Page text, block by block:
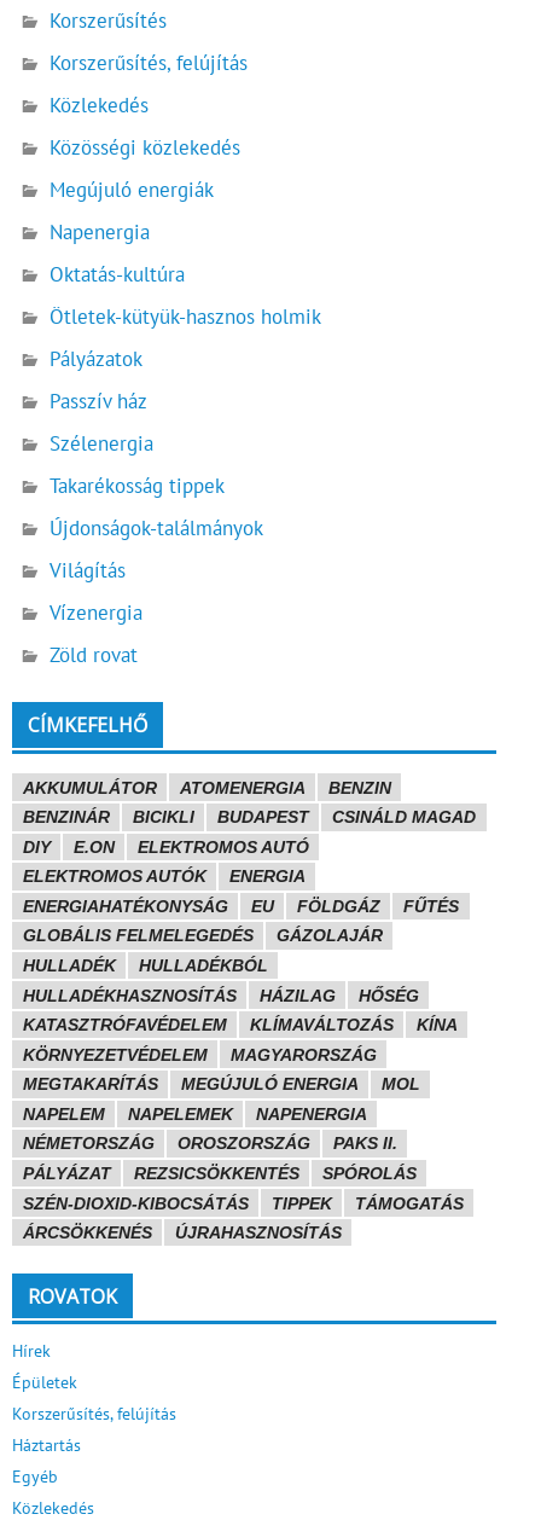
Korszerűsítés
Korszerűsítés, felújítás
Közlekedés
Közösségi közlekedés
Megújuló energiák
Napenergia
Oktatás-kultúra
Ötletek-kütyük-hasznos holmik
Pályázatok
Passzív ház
Szélenergia
Takarékosság tippek
Újdonságok-találmányok
Világítás
Vízenergia
Zöld rovat
CÍMKEFELHŐ
AKKUMULÁTOR ATOMENERGIA
BENZIN
BENZINÁR
BICIKLI BUDAPEST
CSINÁLD MAGAD
DIY
E.ON
ELEKTROMOS AUTÓ
ELEKTROMOS AUTÓK
ENERGIA
ENERGIAHATÉKONYSÁG
EU FÖLDGÁZ
FŰTÉS
GLOBÁLIS FELMELEGEDÉS
GÁZOLAJÁR
HULLADÉK
HULLADÉKBÓL
HULLADÉKHASZNOSÍTÁS
HÁZILAG
HŐSÉG
KATASZTRÓFAVÉDELEM
KLÍMAVÁLTOZÁS
KÍNA
KÖRNYEZETVÉDELEM
MAGYARORSZÁG
MEGTAKARÍTÁS
MEGÚJULÓ ENERGIA
MOL
NAPELEM
NAPELEMEK
NAPENERGIA
NÉMETORSZÁG
OROSZORSZÁG
PAKS II.
PÁLYÁZAT
REZSICSÖKKENTÉS
SPÓROLÁS
SZÉN-DIOXID-KIBOCSÁTÁS
TIPPEK
TÁMOGATÁS
ÁRCSÖKKENÉS
ÚJRAHASZNOSÍTÁS
ROVATOK
Hírek
Épületek
Korszerűsítés, felújítás
Háztartás
Egyéb
Közlekedés